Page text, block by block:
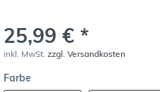
25,99 € *
inkl. MwSt.zzgl. Versandkosten
Farbe